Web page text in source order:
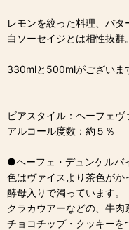
レモンを絞った料理、バタ
白ソーセイジとは相性抜群。
330mlと500mlがございま
ビアスタイル：ヘーフェヴ
アルコール度数：約５％
●ヘーフェ・デュンケルバ
色はヴァイスより茶色がか
酵母入りで濁っています。
クラカウアーなどの、牛肉
チョコチップ・クッキーを